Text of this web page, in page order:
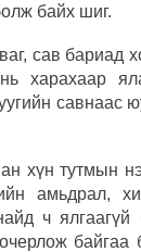
байх шиг.
сав бариад
харахаар
савнаас
хүн тутмын
амьдрал,
ч ялгаагүй
байгаа